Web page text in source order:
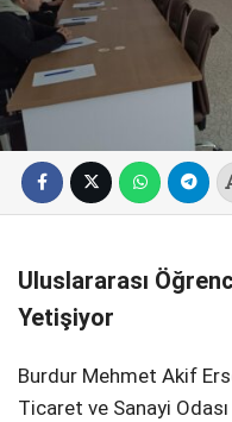
Uluslararası
Yetişiyor
Burdur Mehmet Akif
Ticaret ve Sanayi